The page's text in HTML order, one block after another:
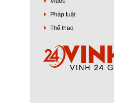
Pháp luật
Thể thao